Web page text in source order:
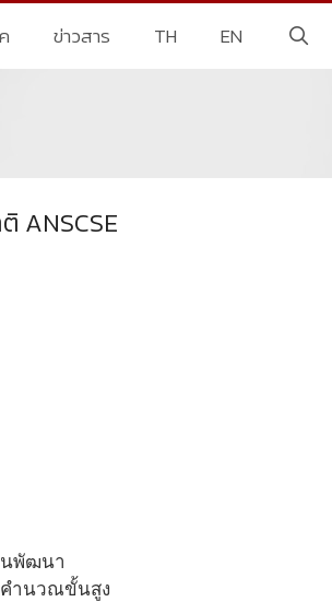
ข่าวสาร TH EN
ANSCSE
นพัฒนา
คำนวณขั้นสูง